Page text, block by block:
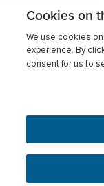
© 2026 The
Inc., A
This website
Cookies on
We use cookies
experience. By
consent for us to